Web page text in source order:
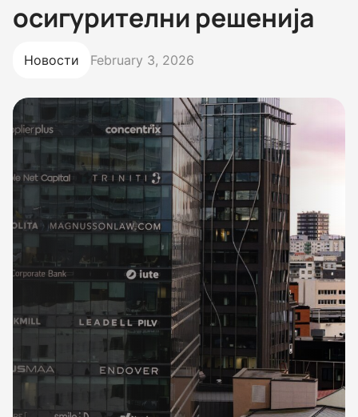
осигурителни решенија
Новости February 3, 2026